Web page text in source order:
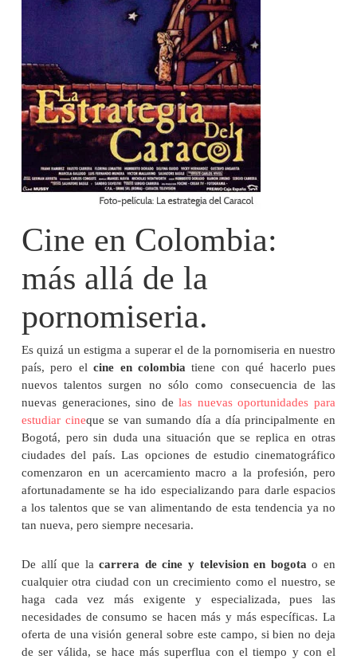
Cine en Colombia:
más allá de la
pornomiseria.
Es quizá un estigma a superar el de la pornomiseria en nuestro
país, pero elcine en colombia tiene con qué hacerlo pues
nuevos talentos surgen no sólo como consecuencia de las
nuevas generaciones, sino delas nuevas oportunidades para
estudiar cineque se van sumando día a día principalmente en
Bogotá, pero sin duda una situación que se replica en otras
ciudades del país. Las opciones de estudio cinematográfico
comenzaron en un acercamiento macro a la profesión, pero
afortunadamente se ha ido especializando para darle espacios
a los talentos que se van alimentando de esta tendencia ya no
tan nueva, pero siempre necesaria.
De allí que lacarrera de cine y television en bogota o en
cualquier otra ciudad con un crecimiento como el nuestro, se
haga cada vez más exigente y especializada, pues las
necesidades de consumo se hacen más y más específicas. La
oferta de una visión general sobre este campo, si bien no deja
de ser válida, se hace más superflua con el tiempo y con el